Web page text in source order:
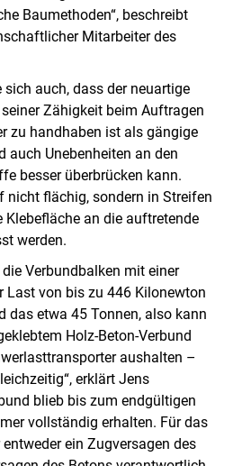
Baumethoden“, beschreibt
Mitarbeiter des
sich auch, dass der neuartige
Zähigkeit beim Auftragen
zu handhaben ist als gängige
auch Unebenheiten an den
besser überbrücken kann.
nicht flächig, sondern in Streifen
Klebefläche an die auftretende
werden.
Verbundbalken mit einer
Last von bis zu 446 Kilonewton
das etwa 45 Tonnen, also kann
Holz-Beton-Verbund
aushalten –
erklärt Jens
blieb bis zum endgültigen
vollständig erhalten. Für das
ein Zugversagen des